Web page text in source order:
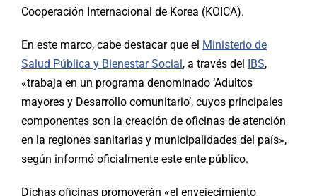
Cooperación Internacional de Korea (KOICA).
En este marco, cabe destacar que el Ministerio de
Salud Pública y Bienestar Social, a través del IBS,
«trabaja en un programa denominado ‘Adultos
mayores y Desarrollo comunitario’, cuyos principales
componentes son la creación de oficinas de atención
en la regiones sanitarias y municipalidades del país»,
según informó oficialmente este ente público.
Dichas oficinas promoverán «el envejecimiento